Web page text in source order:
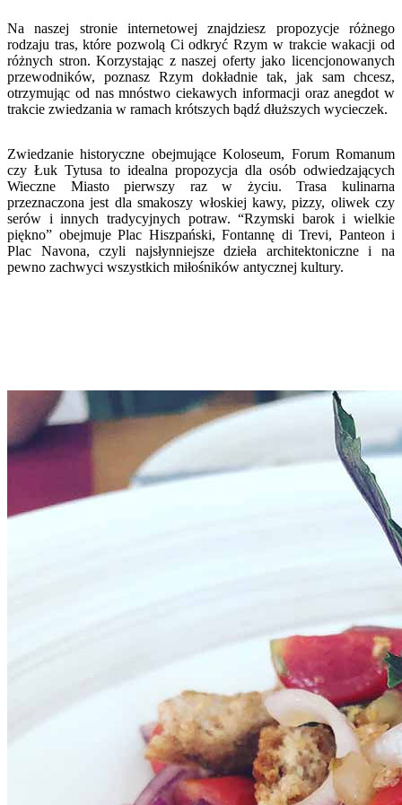
Na naszej stronie internetowej znajdziesz propozycje różnego
rodzaju tras, które pozwolą Ci odkryć Rzym w trakcie wakacji od
różnych stron. Korzystając z naszej oferty jako licencjonowanych
przewodników, poznasz Rzym dokładnie tak, jak sam chcesz,
otrzymując od nas mnóstwo ciekawych informacji oraz anegdot w
trakcie zwiedzania w ramach krótszych bądź dłuższych wycieczek.
Zwiedzanie historyczne obejmujące Koloseum, Forum Romanum
czy Łuk Tytusa to idealna propozycja dla osób odwiedzających
Wieczne Miasto pierwszy raz w życiu. Trasa kulinarna
przeznaczona jest dla smakoszy włoskiej kawy, pizzy, oliwek czy
serów i innych tradycyjnych potraw. “Rzymski barok i wielkie
piękno” obejmuje Plac Hiszpański, Fontannę di Trevi, Panteon i
Plac Navona, czyli najsłynniejsze dzieła architektoniczne i na
pewno zachwyci wszystkich miłośników antycznej kultury.